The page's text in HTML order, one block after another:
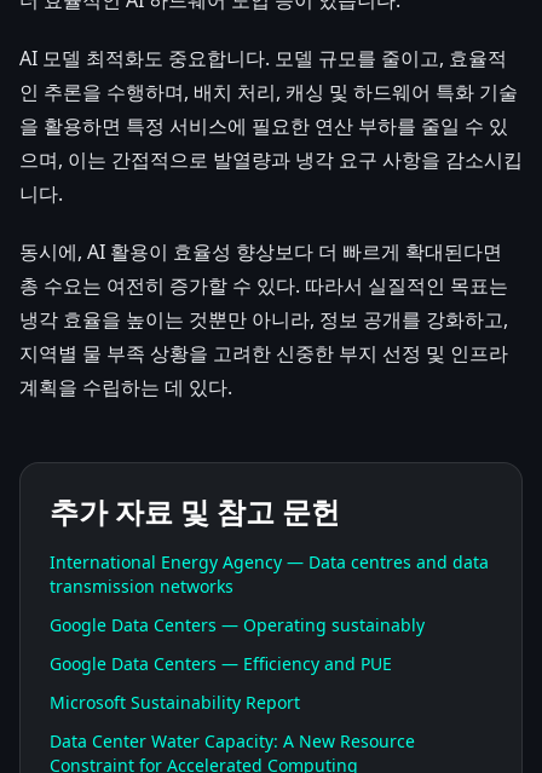
AI 모델 최적화도 중요합니다. 모델 규모를 줄이고, 효율적
인 추론을 수행하며, 배치 처리, 캐싱 및 하드웨어 특화 기술
을 활용하면 특정 서비스에 필요한 연산 부하를 줄일 수 있
으며, 이는 간접적으로 발열량과 냉각 요구 사항을 감소시킵
니다.
동시에, AI 활용이 효율성 향상보다 더 빠르게 확대된다면
총 수요는 여전히 증가할 수 있다. 따라서 실질적인 목표는
냉각 효율을 높이는 것뿐만 아니라, 정보 공개를 강화하고,
지역별 물 부족 상황을 고려한 신중한 부지 선정 및 인프라
계획을 수립하는 데 있다.
추가 자료 및 참고 문헌
International Energy Agency — Data centres and data
transmission networks
Google Data Centers — Operating sustainably
Google Data Centers — Efficiency and PUE
Microsoft Sustainability Report
Data Center Water Capacity: A New Resource
Constraint for Accelerated Computing